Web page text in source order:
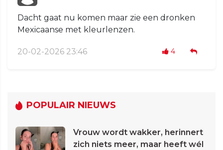
Dacht gaat nu komen maar zie een dronken
Mexicaanse met kleurlenzen.
20-02-2026 23:46 4
POPULAIR NIEUWS
Vrouw wordt wakker, herinnert
zich niets meer, maar heeft wél